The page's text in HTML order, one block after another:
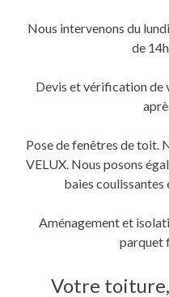
fenêtre)
Nous intervenons du
de
Devis et vérification de
Pose de fenêtres de toit.
VELUX. Nous posons
baies
Aménagement et
parquet
Votre toiture,